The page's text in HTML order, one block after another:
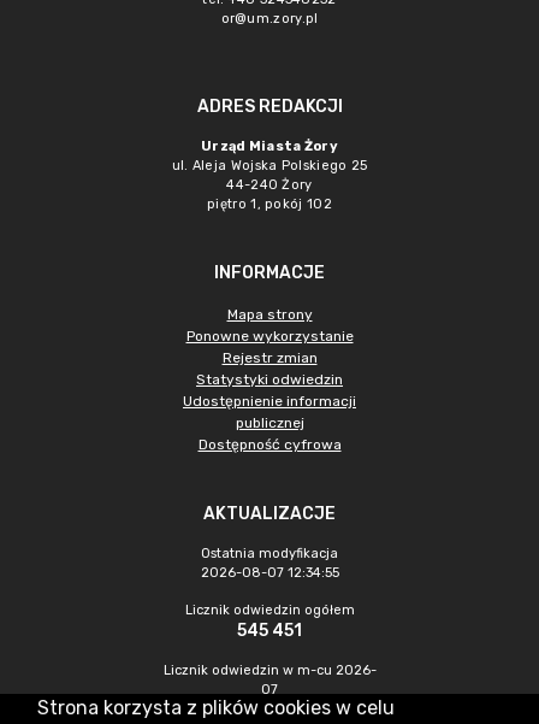
or@um.zory.pl
ADRES REDAKCJI
Urząd Miasta Żory
ul. Aleja Wojska Polskiego 25
44-240 Żory
piętro 1, pokój 102
INFORMACJE
Mapa strony
Ponowne wykorzystanie
Rejestr zmian
Statystyki odwiedzin
Udostępnienie informacji
publicznej
Dostępność cyfrowa
AKTUALIZACJE
Ostatnia modyfikacja
2026-08-07 12:34:55
Licznik odwiedzin ogółem
545 451
Licznik odwiedzin w m-cu 2026-
07
1 467
Strona korzysta z plików cookies w celu